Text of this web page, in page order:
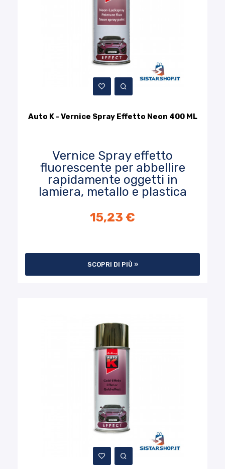
Auto K - Vernice Spray Effetto Neon 400 ML
Vernice Spray effetto
fluorescente per abbellire
rapidamente oggetti in
lamiera, metallo e plastica
15,23 €
SCOPRI DI PIÙ »